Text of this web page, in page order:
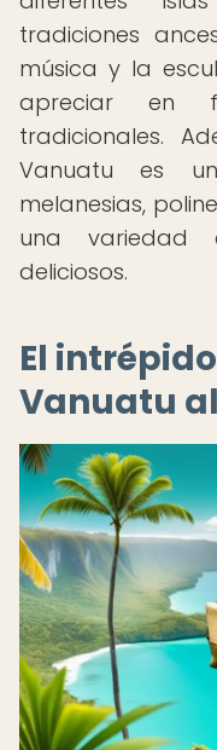
tradiciones
música y la
apreciar en
tradicionales.
Vanuatu es
melanesias,
una variedad
deliciosos.
El
Vanuatu